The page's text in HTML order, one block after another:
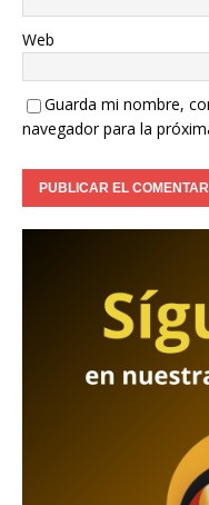
Web
Guarda mi nombre,
navegador para la